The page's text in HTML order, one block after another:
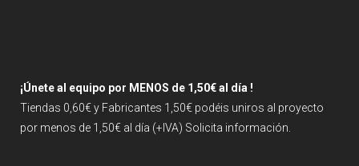
¡Únete al equipo por MENOS de 1,50€ al día !
Tiendas 0,60€ y Fabricantes 1,50€ podéis uniros al proyecto
por menos de 1,50€ al día (+IVA) Solicita información.